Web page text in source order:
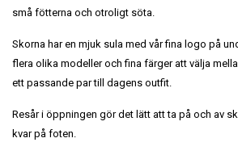
små fötterna och otroligt söta.
Skorna har en mjuk sula med vår fina logo på
flera olika modeller och fina färger att välja
ett passande par till dagens outfit.
Resår i öppningen gör det lätt att ta på och av
kvar på foten.